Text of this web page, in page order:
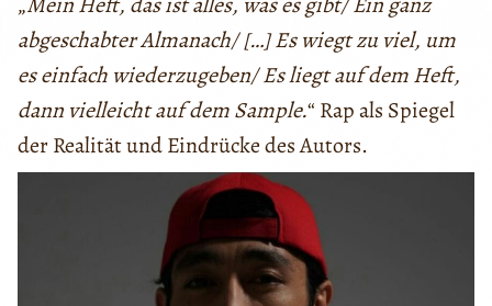
abgeschabter Almanach/ […] Es wiegt zu viel, um
es einfach wiederzugeben/ Es liegt auf dem Heft,
dann vielleicht auf dem Sample.“ Rap als Spiegel
der Realität und Eindrücke des Autors.